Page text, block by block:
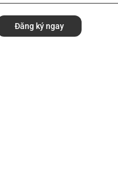
Câu trả lời
thù phức tạp
Đăng ký ngay